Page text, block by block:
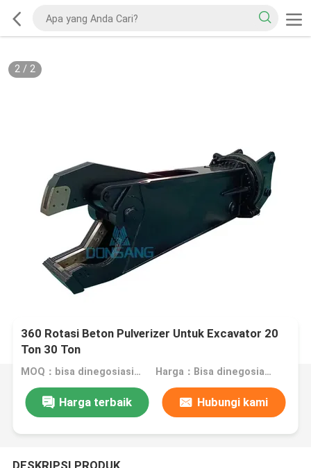
2/ 2
360 Rotasi Beton Pulverizer Untuk Excavator 20
Ton 30 Ton
MOQ：bisa dinegosiasikan Harga：Bisa dinegosiasikan
Harga terbaik Hubungi kami
DESKRIPSI PRODUK